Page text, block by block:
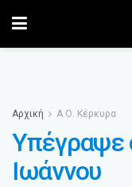
Αρχική Α.Ο. Κέρκυρα
Υπέγραψε
Ιωάννου